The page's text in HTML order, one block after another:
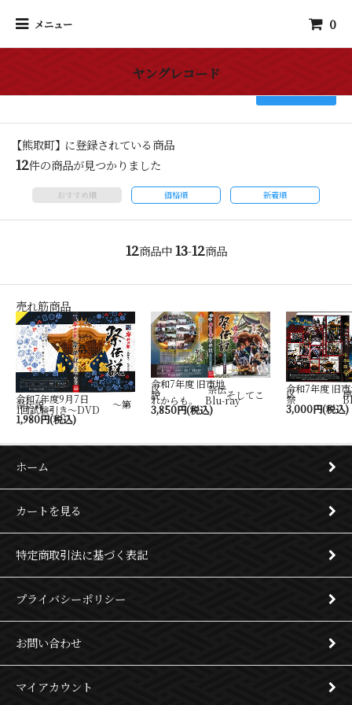
メニュー 0
ヤングレコード
【熊取町】 に登録されている商品
12件の商品が見つかりました
おすすめ順 価格順 新着順
12商品中 13-12商品
売れ筋商品
令和7年度9月7日
祭伝説 ～第
1回試験引き～DVD
1,980円(税込)
令和7年度 旧市地
区 祭伝
説 そしてこ
れからも。 Blu-ray
3,850円(税込)
令和7年度 旧
区 岸
祭
3,000円(税込)
ホーム
カートを見る
特定商取引法に基づく表記
プライバシーポリシー
お問い合わせ
マイアカウント